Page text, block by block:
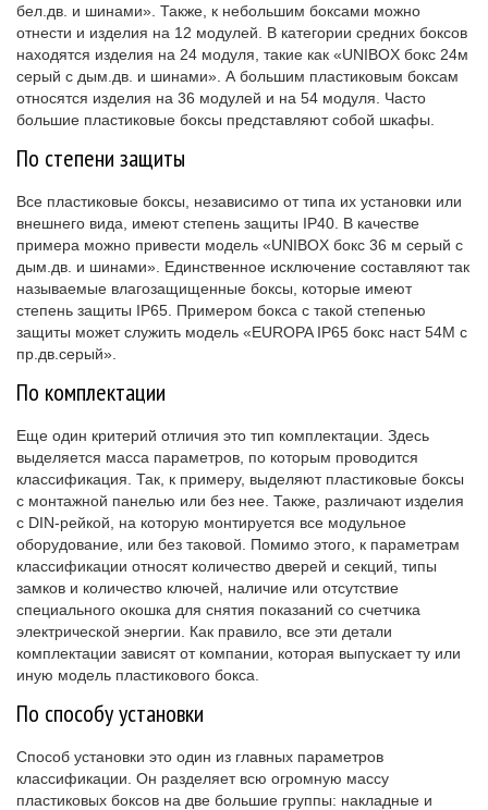
бел.дв. и шинами». Также, к небольшим боксами можно
отнести и изделия на 12 модулей. В категории средних боксов
находятся изделия на 24 модуля, такие как «UNIBOX бокс 24м
серый с дым.дв. и шинами». А большим пластиковым боксам
относятся изделия на 36 модулей и на 54 модуля. Часто
большие пластиковые боксы представляют собой шкафы.
По степени защиты
Все пластиковые боксы, независимо от типа их установки или
внешнего вида, имеют степень защиты IP40. В качестве
примера можно привести модель «UNIBOX бокс 36 м серый с
дым.дв. и шинами». Единственное исключение составляют так
называемые влагозащищенные боксы, которые имеют
степень защиты IP65. Примером бокса с такой степенью
защиты может служить модель «EUROPA IP65 бокс наст 54М с
пр.дв.серый».
По комплектации
Еще один критерий отличия это тип комплектации. Здесь
выделяется масса параметров, по которым проводится
классификация. Так, к примеру, выделяют пластиковые боксы
с монтажной панелью или без нее. Также, различают изделия
с DIN-рейкой, на которую монтируется все модульное
оборудование, или без таковой. Помимо этого, к параметрам
классификации относят количество дверей и секций, типы
замков и количество ключей, наличие или отсутствие
специального окошка для снятия показаний со счетчика
электрической энергии. Как правило, все эти детали
комплектации зависят от компании, которая выпускает ту или
иную модель пластикового бокса.
По способу установки
Способ установки это один из главных параметров
классификации. Он разделяет всю огромную массу
пластиковых боксов на две большие группы: накладные и